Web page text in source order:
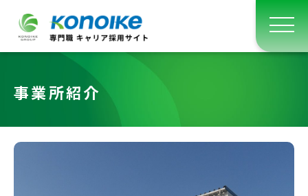
事業所紹介